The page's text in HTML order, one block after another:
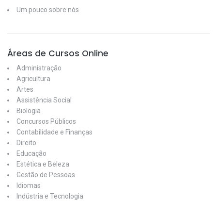
Um pouco sobre nós
Áreas de Cursos Online
Administração
Agricultura
Artes
Assistência Social
Biologia
Concursos Públicos
Contabilidade e Finanças
Direito
Educação
Estética e Beleza
Gestão de Pessoas
Idiomas
Indústria e Tecnologia